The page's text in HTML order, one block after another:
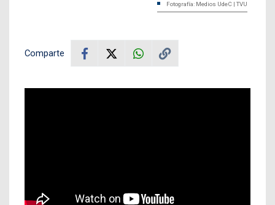
Fotografía: Medios UdeC | TVU
Comparte